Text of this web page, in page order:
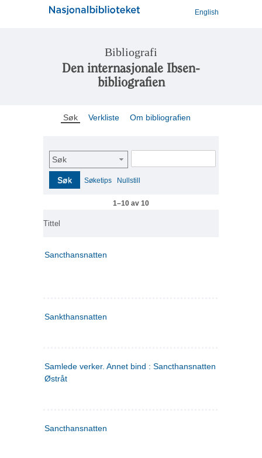
English
Bibliografi
Den internasjonale Ibsen-
bibliografien
Søk Verkliste Om bibliografien
Søk
Søk Søketips Nullstill
1–10 av 10
Tittel
Sancthansnatten
Sankthansnatten
Samlede verker. Annet bind : Sancthansnatten ; Fru Inger
Østråt
Sancthansnatten